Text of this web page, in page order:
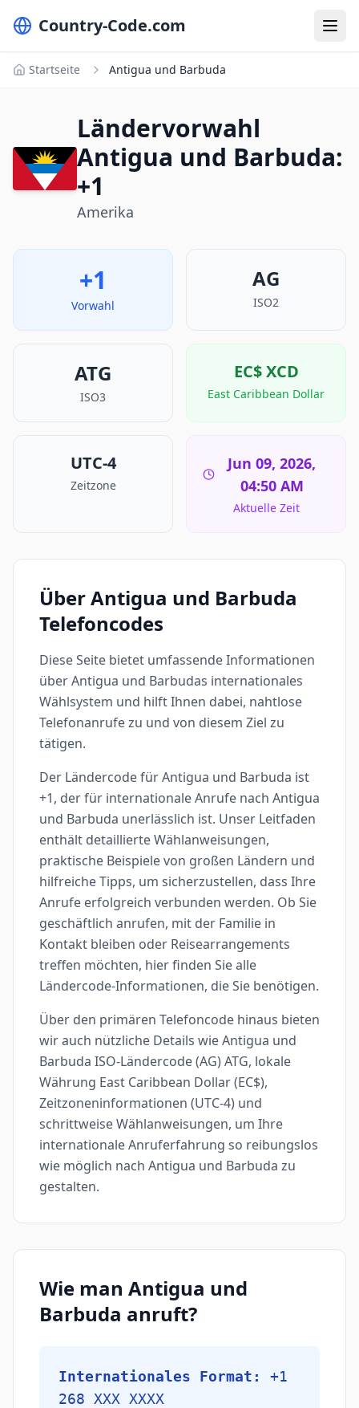
Country-Code.com
Startseite Antigua und Barbuda
Ländervorwahl
Antigua und Barbuda:
+1
Amerika
+1
Vorwahl
AG
ISO2
ATG
ISO3
EC$ XCD
East Caribbean Dollar
UTC-4
Zeitzone
Jun 09, 2026,
04:50 AM
Aktuelle Zeit
Über Antigua und Barbuda
Telefoncodes
Diese Seite bietet umfassende Informationen
über Antigua und Barbudas internationales
Wählsystem und hilft Ihnen dabei, nahtlose
Telefonanrufe zu und von diesem Ziel zu
tätigen.
Der Ländercode für Antigua und Barbuda ist
+1, der für internationale Anrufe nach Antigua
und Barbuda unerlässlich ist. Unser Leitfaden
enthält detaillierte Wählanweisungen,
praktische Beispiele von großen Ländern und
hilfreiche Tipps, um sicherzustellen, dass Ihre
Anrufe erfolgreich verbunden werden. Ob Sie
geschäftlich anrufen, mit der Familie in
Kontakt bleiben oder Reisearrangements
treffen möchten, hier finden Sie alle
Ländercode-Informationen, die Sie benötigen.
Über den primären Telefoncode hinaus bieten
wir auch nützliche Details wie Antigua und
Barbuda ISO-Ländercode (AG) ATG, lokale
Währung East Caribbean Dollar (EC$),
Zeitzoneninformationen (UTC-4) und
schrittweise Wählanweisungen, um Ihre
internationale Anruferfahrung so reibungslos
wie möglich nach Antigua und Barbuda zu
gestalten.
Wie man Antigua und
Barbuda anruft?
Internationales Format:
+1
268 XXX XXXX